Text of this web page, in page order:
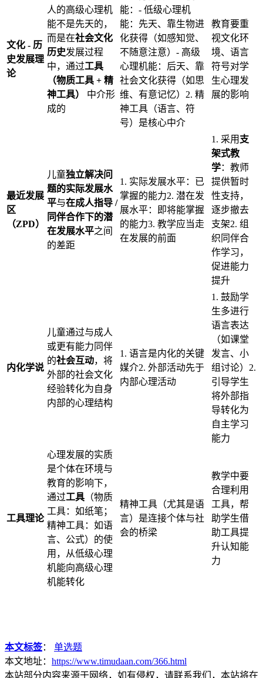
文化 - 历
史发展理
论
人的高级心理机
能不是先天的，
而是在社会文化
历史发展过程
中，通过工具
（物质工具 + 精
神工具）
中介形
成的
能：- 低级心理机
能：先天、靠生物进
化获得（如感知觉、
不随意注意）- 高级
心理机能：后天、靠
社会文化获得（如思
维、有意记忆）2. 精
神工具（语言、符
号）是核心中介
教育要重
视文化环
境、语言
符号对学
生心理发
展的影响
最近发展
区
（ZPD）
儿童独立解决问
题的实际发展水
平与在成人指导 /
同伴合作下的潜
在发展水平之间
的差距
1. 实际发展水平：已
掌握的能力2. 潜在发
展水平：即将能掌握
的能力3. 教学应当走
在发展的前面
1. 采用 支
架式教
学：教师
提供暂时
性支持，
逐步撤去
支架2. 组
织同伴合
作学习，
促进能力
提升
内化学说
儿童通过与成人
或更有能力同伴
的社会互动，将
外部的社会文化
经验转化为自身
内部的心理结构
1. 语言是内化的关键
媒介2. 外部活动先于
内部心理活动
1. 鼓励学
生多进行
语言表达
（如课堂
发言、小
组讨论）2.
引导学生
将外部指
导转化为
自主学习
能力
工具理论
心理发展的实质
是个体在环境与
教育的影响下，
通过工具 （物质
工具：如纸笔；
精神工具：如语
言、公式）的使
用，从低级心理
机能向高级心理
机能转化
精神工具（尤其是语
言）是连接个体与社
会的桥梁
教学中要
合理利用
工具，帮
助学生借
助工具提
升认知能
力
本文标签： 单选题
本文地址： https://www.timudaan.com/366.html
本站部分内容来源于网络，如有侵权，请联系我们，本站将在